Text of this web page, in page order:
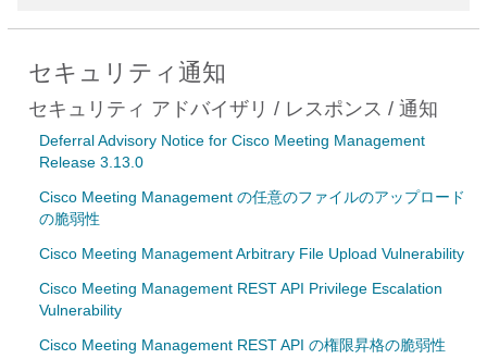
セキュリティ通知
セキュリティ アドバイザリ / レスポンス / 通知
Deferral Advisory Notice for Cisco Meeting Management
Release 3.13.0
Cisco Meeting Management の任意のファイルのアップロード
の脆弱性
Cisco Meeting Management Arbitrary File Upload Vulnerability
Cisco Meeting Management REST API Privilege Escalation
Vulnerability
Cisco Meeting Management REST API の権限昇格の脆弱性